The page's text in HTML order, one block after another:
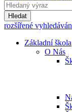
Hledat
rozšířené
Základní škola
O Nás